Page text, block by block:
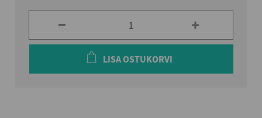
LISA OSTUKORVI